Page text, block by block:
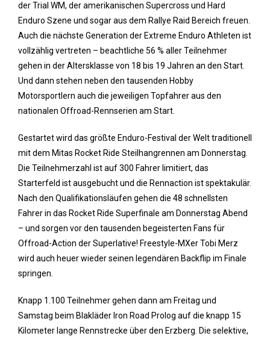
der Trial WM, der amerikanischen Supercross und Hard
Enduro Szene und sogar aus dem Rallye Raid Bereich freuen.
Auch die nächste Generation der Extreme Enduro Athleten ist
vollzählig vertreten – beachtliche 56 % aller Teilnehmer
gehen in der Altersklasse von 18 bis 19 Jahren an den Start.
Und dann stehen neben den tausenden Hobby
Motorsportlern auch die jeweiligen Topfahrer aus den
nationalen Offroad-Rennserien am Start.
Gestartet wird das größte Enduro-Festival der Welt traditionell
mit dem Mitas Rocket Ride Steilhangrennen am Donnerstag.
Die Teilnehmerzahl ist auf 300 Fahrer limitiert, das
Starterfeld ist ausgebucht und die Rennaction ist spektakulär.
Nach den Qualifikationsläufen gehen die 48 schnellsten
Fahrer in das Rocket Ride Superfinale am Donnerstag Abend
– und sorgen vor den tausenden begeisterten Fans für
Offroad-Action der Superlative! Freestyle-MXer Tobi Merz
wird auch heuer wieder seinen legendären Backflip im Finale
springen.
Knapp 1.100 Teilnehmer gehen dann am Freitag und
Samstag beim Blakläder Iron Road Prolog auf die knapp 15
Kilometer lange Rennstrecke über den Erzberg. Die selektive,